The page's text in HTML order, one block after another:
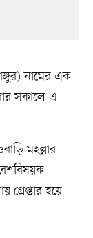
নামের এক
সকালে এ
মহল্লার
হয়ে